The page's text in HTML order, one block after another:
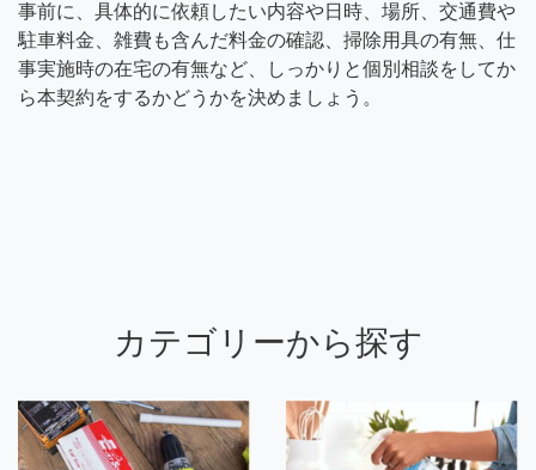
事前に、具体的に依頼したい内容や日時、場所、交通費や
駐車料金、雑費も含んだ料金の確認、掃除用具の有無、仕
事実施時の在宅の有無など、しっかりと個別相談をしてか
ら本契約をするかどうかを決めましょう。
カテゴリーから探す